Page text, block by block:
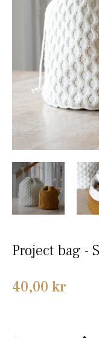
Project bag -
Normalpris
40,00 kr